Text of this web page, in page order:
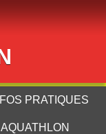
PRATIQUES
AQUATHLON